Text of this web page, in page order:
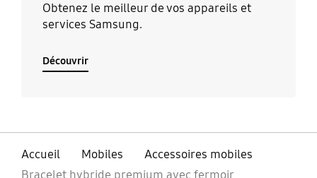
Obtenez le meilleur de vos appareils et
services Samsung.
Découvrir
Accueil Mobiles
Accessoires mobiles
Bracelet hybride premium avec fermoir